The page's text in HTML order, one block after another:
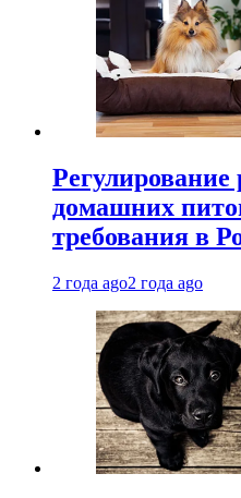
Регулирование
домашних
требования в
2 года ago2 года ago